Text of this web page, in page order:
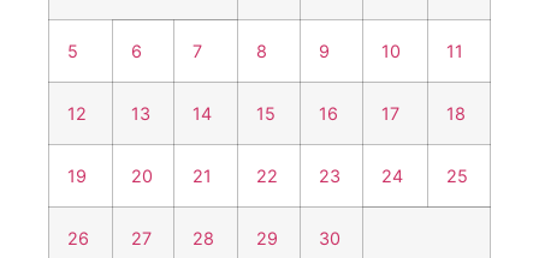
5 6 7 8 9 10 11
12 13 14 15 16 17 18
19 20 21 22 23 24 25
26 27 28 29 30